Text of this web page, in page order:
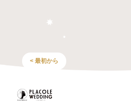
< 最初から